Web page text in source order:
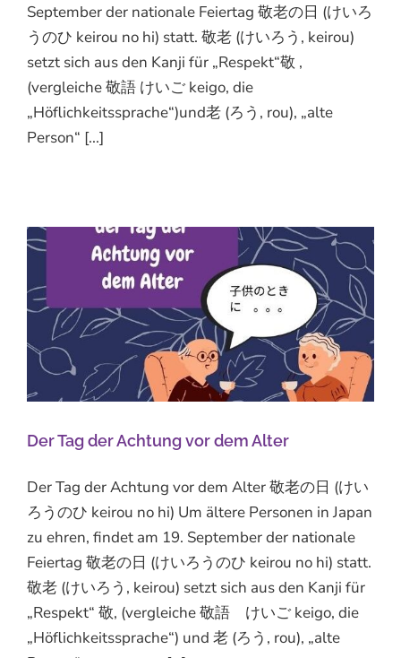
September der nationale Feiertag 敬老の日 (けいろ
うのひ keirou no hi) statt. 敬老 (けいろう, keirou)
setzt sich aus den Kanji für „Respekt“敬 ,
(vergleiche 敬語 けいご keigo, die
„Höflichkeitssprache“)und老 (ろう, rou), „alte
Person“ [...]
Der Tag der Achtung vor dem Alter
Der Tag der Achtung vor dem Alter 敬老の日 (けい
ろうのひ keirou no hi) Um ältere Personen in Japan
zu ehren, findet am 19. September der nationale
Feiertag 敬老の日 (けいろうのひ keirou no hi) statt.
敬老 (けいろう, keirou) setzt sich aus den Kanji für
„Respekt“ 敬, (vergleiche 敬語 けいご keigo, die
„Höflichkeitssprache“) und 老 (ろう, rou), „alte